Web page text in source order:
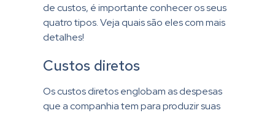
de custos, é importante conhecer os seus
quatro tipos. Veja quais são eles com mais
detalhes!
Custos diretos
Os custos diretos englobam as despesas
que a companhia tem para produzir suas